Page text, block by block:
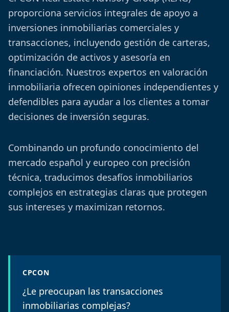
proporciona servicios integrales de apoyo a
inversiones inmobiliarias comerciales y
transacciones, incluyendo gestión de carteras,
optimización de activos y asesoría en
financiación. Nuestros expertos en valoración
inmobiliaria ofrecen opiniones independientes y
defendibles para ayudar a los clientes a tomar
decisiones de inversión seguras.
Combinando un profundo conocimiento del
mercado español y europeo con precisión
técnica, traducimos desafíos inmobiliarios
complejos en estrategias claras que protegen
sus intereses y maximizan retornos.
CPCON
¿Le preocupan las transacciones
inmobiliarias complejas?